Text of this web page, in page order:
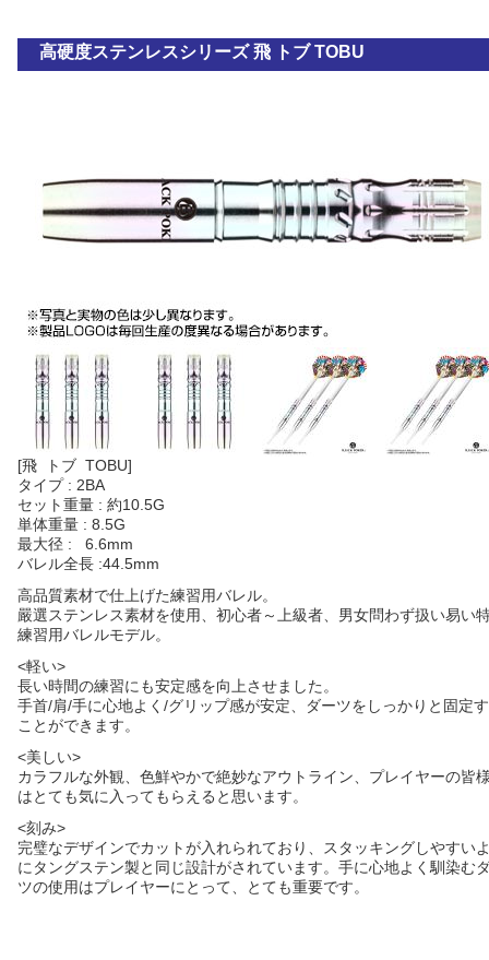
高硬度ステンレスシリーズ 飛 トブ TOBU
[飛 トブ TOBU]
タイプ : 2BA
セット重量 : 約10.5G
単体重量 : 8.5G
最大径 : 6.6mm
バレル全長 :44.5mm
高品質素材で仕上げた練習用バレル。
嚴選ステンレス素材を使用、初心者～上級者、男女問わず扱い易い
練習用バレルモデル。
<軽い>
長い時間の練習にも安定感を向上させました。
手首/肩/手に心地よく/グリップ感が安定、ダーツをしっかりと固定
ことができます。
<美しい>
カラフルな外観、色鮮やかで絶妙なアウトライン、プレイヤーの皆
はとても気に入ってもらえると思います。
<刻み>
完璧なデザインでカットが入れられており、スタッキングしやすい
にタングステン製と同じ設計がされています。手に心地よく馴染む
ツの使用はプレイヤーにとって、とても重要です。